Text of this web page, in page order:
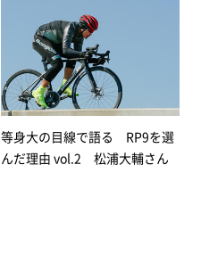
等身大の目線で語る RP9を選
んだ理由 vol.2 松浦大輔さん